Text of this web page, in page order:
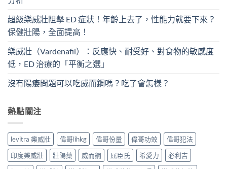
超級樂威壯阻擊 ED 症狀！年齡上去了，性能力就要下來？
保健壯陽，全面提高！
樂威壯（Vardenafil）：反應快、耐受好、對食物的敏感度
低，ED 治療的「平衡之選」
沒有陽痿問題可以吃威而鋼嗎？吃了會怎樣？
熱點關注
levitra 樂威壯 偉哥lihkg 偉哥份量 偉哥功效
偉哥犯法
印度樂威壯
壯陽藥 威而鋼 屈臣氏 希愛力
必利吉